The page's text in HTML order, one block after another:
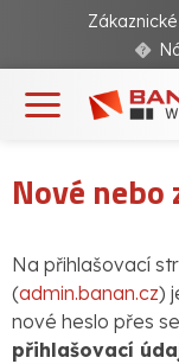
Nové
Na přihlašovací
(admin.banan.cz)
nové heslo přes
přihlašovací